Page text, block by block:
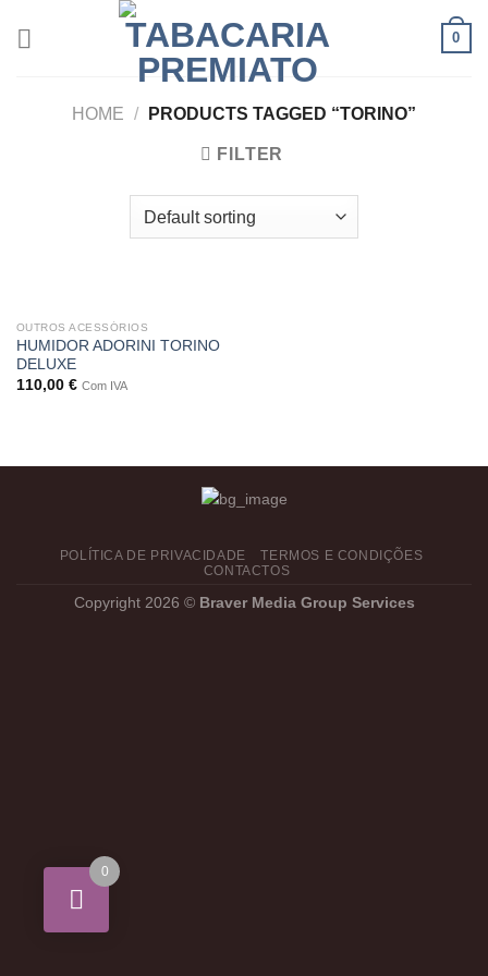
0
HOME / PRODUCTS TAGGED “TORINO”
FILTER
OUTROS ACESSÓRIOS
HUMIDOR ADORINI TORINO
DELUXE
110,00 € Com IVA
POLÍTICA DE PRIVACIDADE
TERMOS E CONDIÇÕES
CONTACTOS
Copyright 2026 © Braver Media Group Services
0